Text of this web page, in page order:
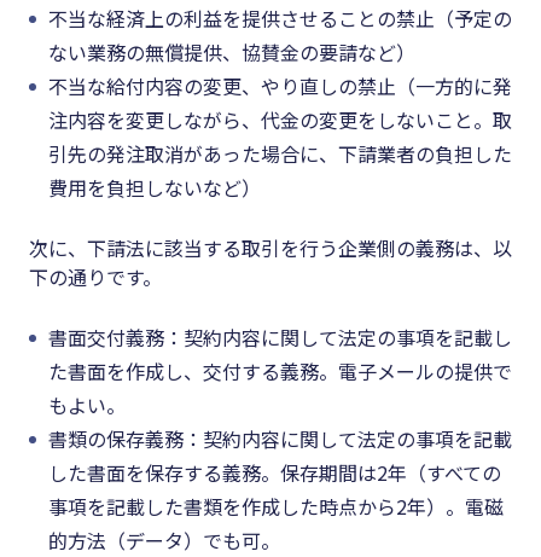
不当な経済上の利益を提供させることの禁止（予定の
ない業務の無償提供、協賛金の要請など）
不当な給付内容の変更、やり直しの禁止（一方的に発
注内容を変更しながら、代金の変更をしないこと。取
引先の発注取消があった場合に、下請業者の負担した
費用を負担しないなど）
次に、下請法に該当する取引を行う企業側の義務は、以
下の通りです。
書面交付義務：契約内容に関して法定の事項を記載し
た書面を作成し、交付する義務。電子メールの提供で
もよい。
書類の保存義務：契約内容に関して法定の事項を記載
した書面を保存する義務。保存期間は2年（すべての
事項を記載した書類を作成した時点から2年）。電磁
的方法（データ）でも可。